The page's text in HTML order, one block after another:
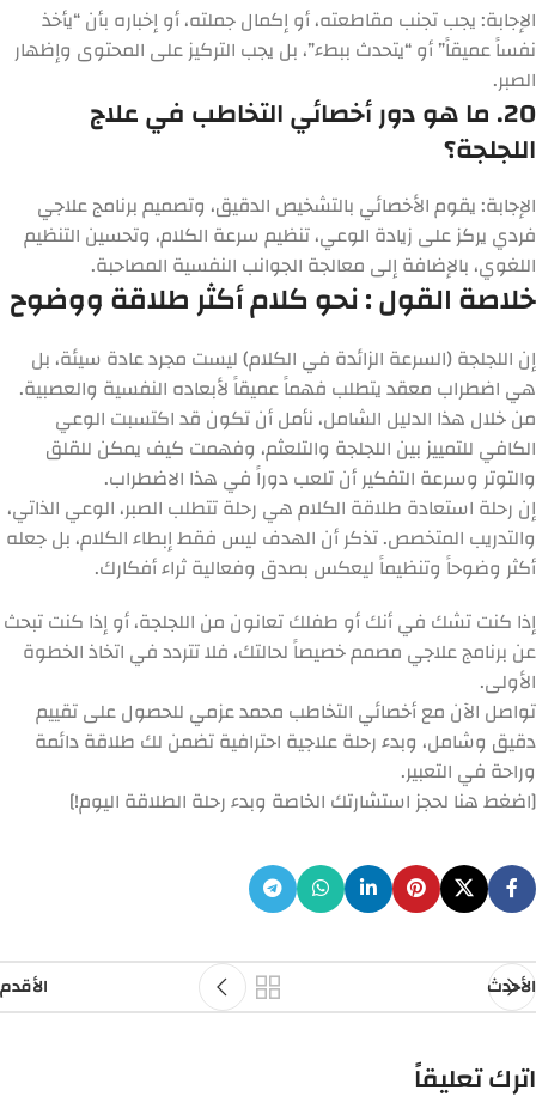
الإجابة: يجب تجنب مقاطعته، أو إكمال جملته، أو إخباره بأن “يأخذ
نفساً عميقاً” أو “يتحدث ببطء”، بل يجب التركيز على المحتوى وإظهار
الصبر.
20. ما هو دور أخصائي التخاطب في علاج
اللجلجة؟
الإجابة: يقوم الأخصائي بالتشخيص الدقيق، وتصميم برنامج علاجي
فردي يركز على زيادة الوعي، تنظيم سرعة الكلام، وتحسين التنظيم
اللغوي، بالإضافة إلى معالجة الجوانب النفسية المصاحبة.
خلاصة القول : نحو كلام أكثر طلاقة ووضوح
إن اللجلجة (السرعة الزائدة في الكلام) ليست مجرد عادة سيئة، بل
هي اضطراب معقد يتطلب فهماً عميقاً لأبعاده النفسية والعصبية.
من خلال هذا الدليل الشامل، نأمل أن تكون قد اكتسبت الوعي
الكافي للتمييز بين اللجلجة والتلعثم، وفهمت كيف يمكن للقلق
والتوتر وسرعة التفكير أن تلعب دوراً في هذا الاضطراب.
إن رحلة استعادة طلاقة الكلام هي رحلة تتطلب الصبر، الوعي الذاتي،
والتدريب المتخصص. تذكر أن الهدف ليس فقط إبطاء الكلام، بل جعله
أكثر وضوحاً وتنظيماً ليعكس بصدق وفعالية ثراء أفكارك.
إذا كنت تشك في أنك أو طفلك تعانون من اللجلجة، أو إذا كنت تبحث
عن برنامج علاجي مصمم خصيصاً لحالتك، فلا تتردد في اتخاذ الخطوة
الأولى.
تواصل الآن مع أخصائي التخاطب محمد عزمي للحصول على تقييم
دقيق وشامل، وبدء رحلة علاجية احترافية تضمن لك طلاقة دائمة
وراحة في التعبير.
[اضغط هنا لحجز استشارتك الخاصة وبدء رحلة الطلاقة اليوم!]
الأحدث الأقدم
اترك تعليقاً